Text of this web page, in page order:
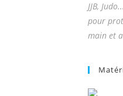
JJB,
pour
main et